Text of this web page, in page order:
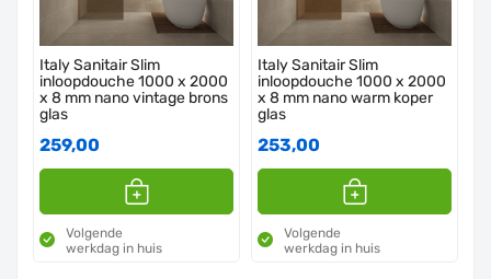
Italy Sanitair Slim
inloopdouche 1000 x 2000
x 8 mm nano vintage brons
glas
259,00
Volgende
werkdag in huis
Italy Sanitair Slim
inloopdouche 1000 x 2000
x 8 mm nano warm koper
glas
253,00
Volgende
werkdag in huis